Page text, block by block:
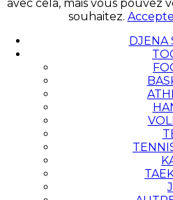
avec cela, mais vous pouvez
souhaitez.
DJENA